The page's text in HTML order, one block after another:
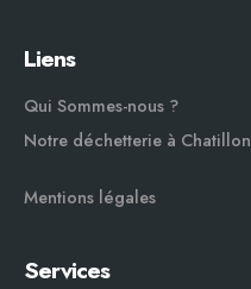
Liens
Qui Sommes-nous ?
Notre déchetterie à Chatillon
Mentions légales
Services